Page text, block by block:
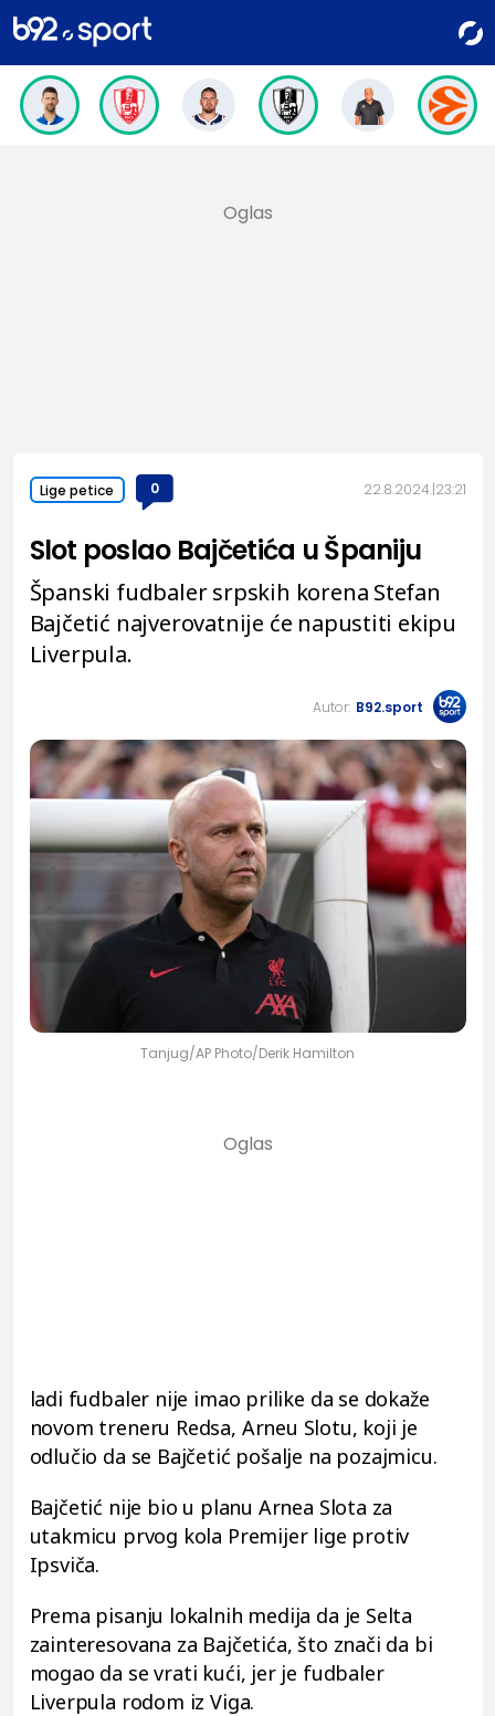
Lige petice 0 22.8.2024. 23:21
Slot poslao Bajčetića u Španiju
Španski fudbaler srpskih korena Stefan
Bajčetić najverovatnije će napustiti ekipu
Liverpula.
Autor: B92.sport
Tanjug/AP Photo/Derik Hamilton
ladi fudbaler nije imao prilike da se dokaže
novom treneru Redsa, Arneu Slotu, koji je
odlučio da se Bajčetić pošalje na pozajmicu.
Bajčetić nije bio u planu Arnea Slota za
utakmicu prvog kola Premijer lige protiv
Ipsviča.
Prema pisanju lokalnih medija da je Selta
zainteresovana za Bajčetića, što znači da bi
mogao da se vrati kući, jer je fudbaler
Liverpula rodom iz Viga.